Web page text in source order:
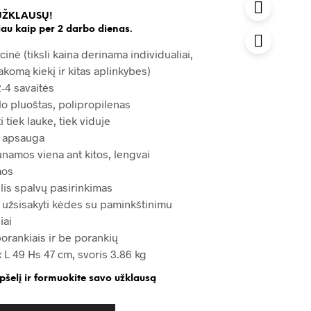
kaip per 2 darbo dienas.
(tiksli kaina derinama individualiai,
kiekį ir kitas aplinkybes)
4 savaitės
pluoštas, polipropilenas
tiek lauke, tiek viduje
viena ant kitos, lengvai
spalvų pasirinkimas
kėdes su paminkštinimu
ir be porankių
L 49 Hs 47 cm, svoris 3.86 kg
ir formuokite savo užklausą